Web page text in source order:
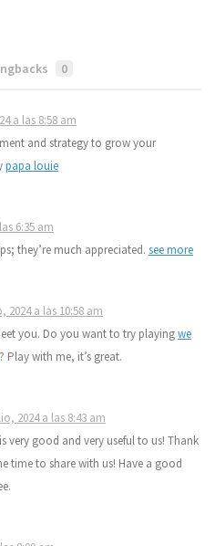
0
a las 8:58 am
and strategy to grow your
papa louie
6:35 am
they’re much appreciated. see more
2024 a las 10:58 am
you. Do you want to try playingwe
? Play with me, it’s great.
2024 a las 8:43 am
very good and very useful to us! Thank
time to share with us! Have a good